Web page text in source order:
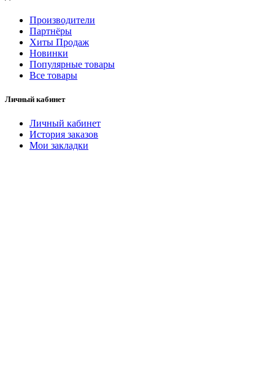
Производители
Партнёры
Хиты Продаж
Новинки
Популярные товары
Все товары
Личный кабинет
Личный кабинет
История заказов
Мои закладки